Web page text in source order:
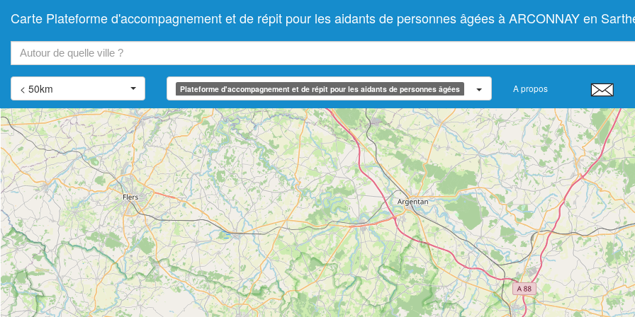
Carte Plateforme d'accompagnement et de répit pour les aidants de personnes âgées à ARCONNAY en
< 50km Plateforme d'accompagnement et de répit pour les aidants de personnes âgées A propos
−